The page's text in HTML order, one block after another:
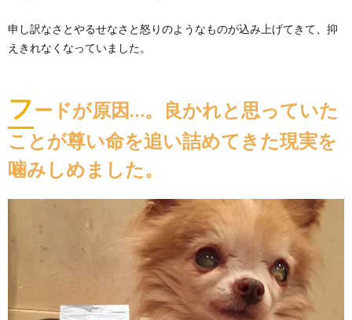
申し訳なさとやるせなさと怒りのようなものが込み上げてきて、抑
えきれなくなっていました。
フードが原因…。良かれと思っていた
ことが尊い命を追い詰めてきた現実を
噛みしめました。